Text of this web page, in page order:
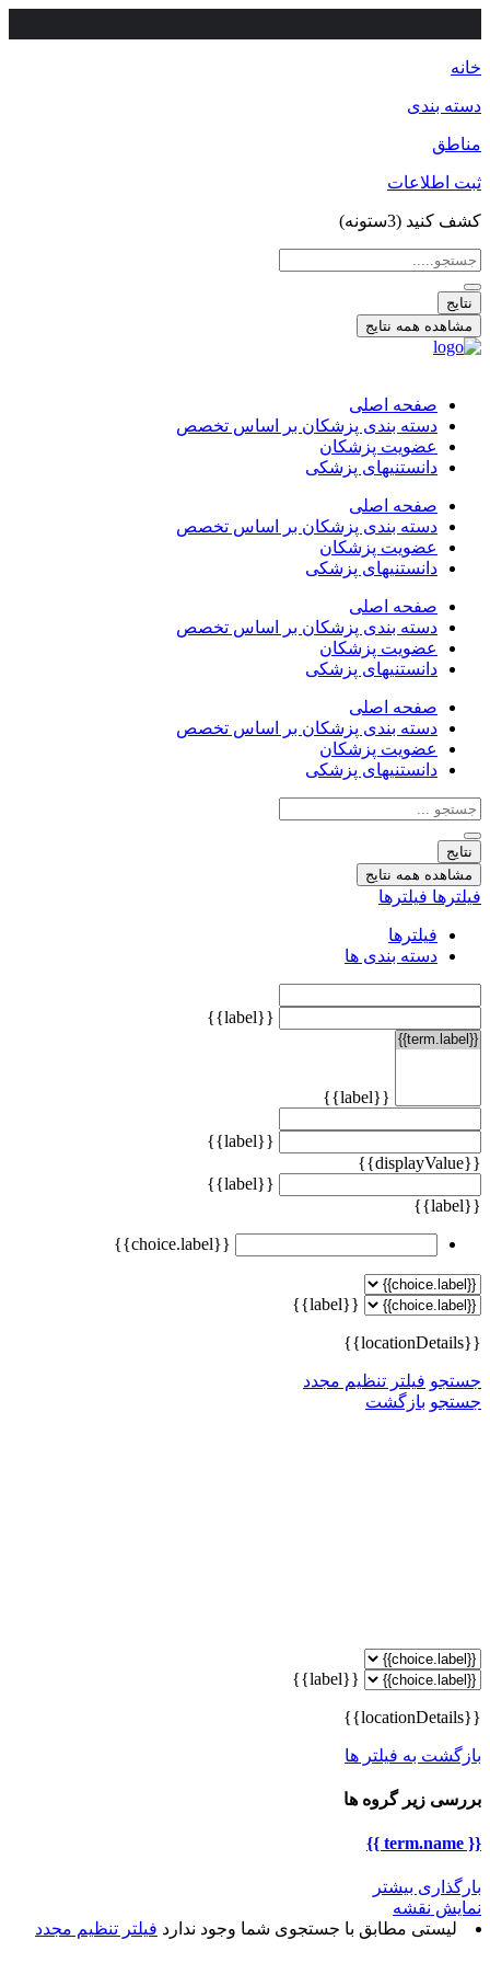
خانه
دسته بندی
مناطق
ثبت اطلاعات
کشف کنید (3ستونه)
جستجو
نتایج
مشاهده همه نتایج
صفحه اصلی
دسته بندی پزشکان بر اساس تخصص
عضویت پزشکان
دانستنیهای پزشکی
صفحه اصلی
دسته بندی پزشکان بر اساس تخصص
عضویت پزشکان
دانستنیهای پزشکی
صفحه اصلی
دسته بندی پزشکان بر اساس تخصص
عضویت پزشکان
دانستنیهای پزشکی
صفحه اصلی
دسته بندی پزشکان بر اساس تخصص
عضویت پزشکان
دانستنیهای پزشکی
جستجو
نتایج
مشاهده همه نتایج
فیلترها فیلترها
فیلترها
دسته بندی ها
{{label}}
{{label}}
{{label}}
{{displayValue}}
{{label}}
{{label}}
{{choice.label}}
{{label}}
{{locationDetails}}
جستجو فیلتر تنظیم مجدد
جستجو بازگشت
{{label}}
{{locationDetails}}
بازگشت به فیلتر ها
بررسی زیر گروه ها
{{ term.name }}
بارگذاری بیشتر
نمایش نقشه
لیستی مطابق با جستجوی شما وجود ندارد فیلتر تنظیم مجدد